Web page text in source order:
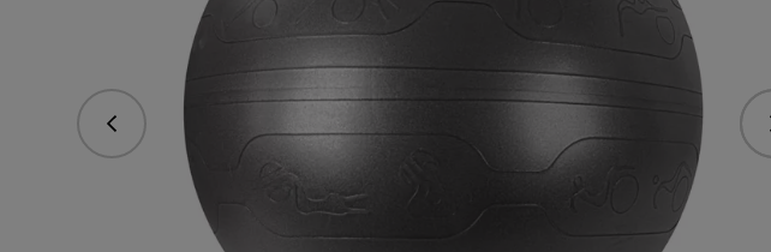
Предишна